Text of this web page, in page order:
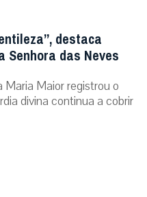
destaca
das Neves
Maior registrou o
divina continua a cobrir